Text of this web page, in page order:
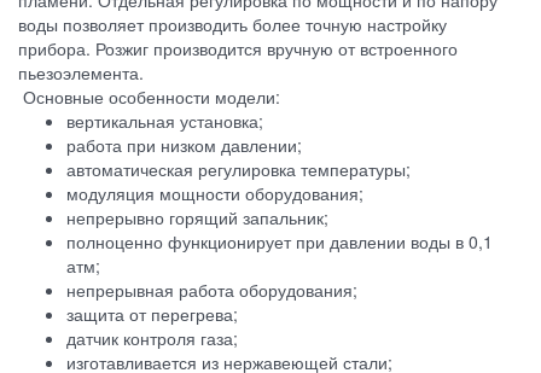
воды позволяет производить более точную настройку
прибора. Розжиг производится вручную от встроенного
пьезоэлемента.
Основные особенности модели:
вертикальная установка;
работа при низком давлении;
автоматическая регулировка температуры;
модуляция мощности оборудования;
непрерывно горящий запальник;
полноценно функционирует при давлении воды в 0,1
атм;
непрерывная работа оборудования;
защита от перегрева;
датчик контроля газа;
изготавливается из нержавеющей стали;